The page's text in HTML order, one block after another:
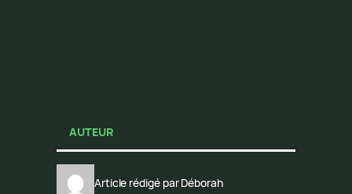
AUTEUR
Article rédigé par Déborah